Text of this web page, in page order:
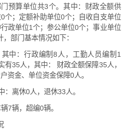
预算单位共3个。其中：财政全额供
个；定额补助单位0个；自收自支单位
政单位1个；参公单位0个；事业单位
部门基本情况如下：
中：行政编制8人，工勤人员编制1
有35人，其中： 财政全额保障35人，
资金、单位资金保障0人。
：离休0人，退休33人。
7辆，超编0辆。